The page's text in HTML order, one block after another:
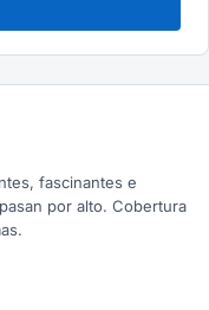
fascinantes e
por alto. Cobertura